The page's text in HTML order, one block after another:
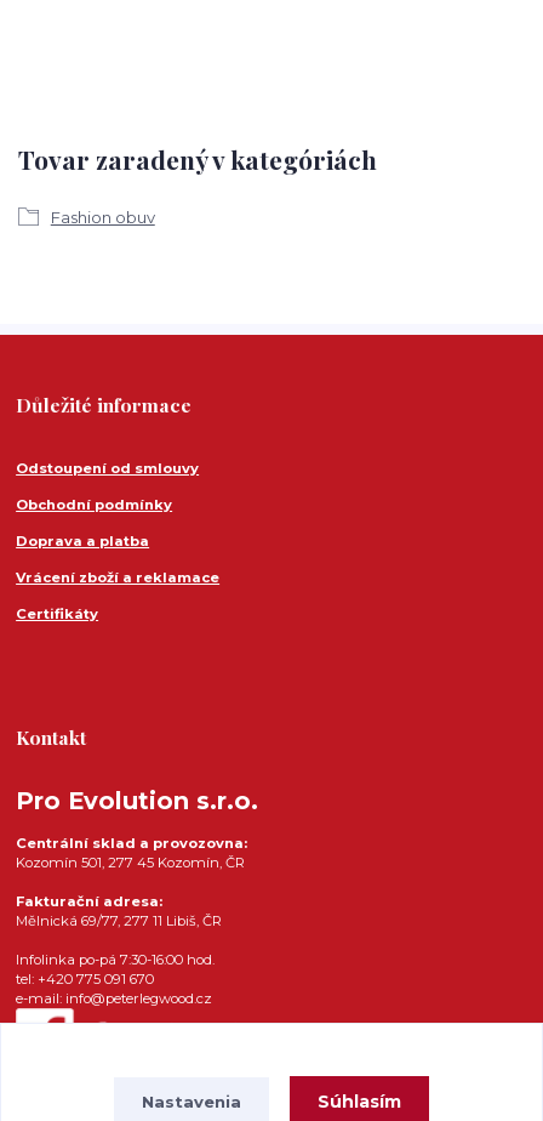
Tovar zaradený v kategóriách
Fashion obuv
Důležité informace
Odstoupení od smlouvy
Obchodní podmínky
Doprava a platba
Vrácení zboží a reklamace
Certifikáty
Kontakt
Pro Evolution s.r.o.
Centrální sklad a provozovna:
Kozomín 501, 277 45 Kozomín, ČR
Fakturační adresa:
Mělnická 69/77, 277 11 Libiš, ČR
Infolinka po-pá 7:30-16:00 hod.
tel: +420 775 091 670
e-mail: info@peterlegwood.cz
Nastavenia Súhlasím